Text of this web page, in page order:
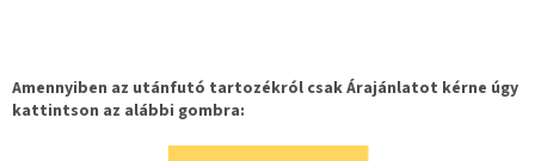
Amennyiben az utánfutó tartozékról csak Árajánlatot kérne úgy
kattintson az alábbi gombra: